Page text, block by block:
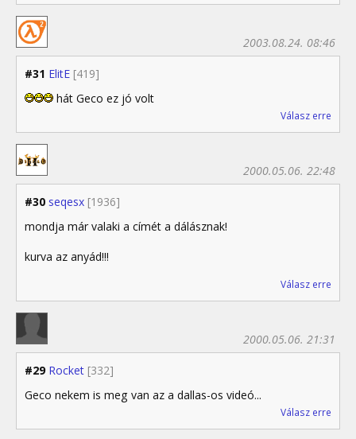
#31 ElitE [419]
2003.08.24. 08:46
hát Geco ez jó volt
Válasz erre
#30 seqesx [1936]
2000.05.06. 22:48
mondja már valaki a címét a dálásznak!
kurva az anyád!!!
Válasz erre
#29 Rocket [332]
2000.05.06. 21:31
Geco nekem is meg van az a dallas-os videó...
Válasz erre